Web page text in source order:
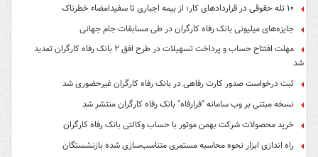
۱۰ تله حقوقی در قراردادهای کار؛ از بیمه اجباری تا سفیدامضاء خطرناک
جایزه‌های میلیونی بانک رفاه کارگران در طی مسابقات جام جهانی
مهلت افتتاح حساب و پرداخت تسهیلات در طرح افق ۲ بانک رفاه کارگران تمدید
شد
ثبت درخواست صدور کارت رفاهی در بانک رفاه کارگران غیرحضوری شد
نسخه مبتنی بر وب سامانه "فرارفاه" بانک رفاه کارگران منتشر شد
خرید محصولات شرکت بهمن موتور با حساب وکالتی بانک رفاه کارگران
راه اندازی ابزار نحوه محاسبه مستمری متناسب‌سازی شده بازنشستگان